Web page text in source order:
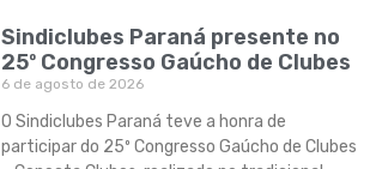
Sindiclubes Paraná presente no
25º Congresso Gaúcho de Clubes
6 de agosto de 2026
O Sindiclubes Paraná teve a honra de
participar do 25º Congresso Gaúcho de Clubes